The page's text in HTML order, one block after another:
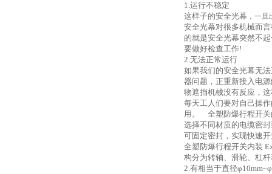
1.运行不稳定
这样子的安全光幕 ，一
安全光幕对很多机械而
的就是安全光幕突然不
要做好检查工作!
2.无法正常运行
如果我们的安全光幕无
器问题，正重新接入电
物遮挡机械没有反应，
每天工人们要对自己操
用。 全塑防爆行程开关
选择不同材质的电缆密
可固定密封，实现快速
全塑防爆行程开关内装
构分为转轴、滑轮、杠
2.有相当于直径φ10mm~φ